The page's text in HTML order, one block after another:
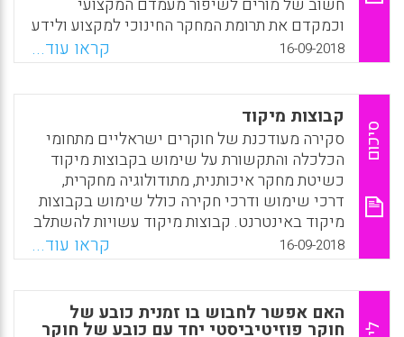
בבחינות. כדי להפוך מטרה זו למעשית פיתחו
החוקרים והמורים את "תפישת הביצועים של
הבנה", לפיה הבנה נבנית על ידי סדרה של מהלכי
"הוראה לשם הבנה" המבוססת על ארבעה שלבים.
הספר הוראה לשם הבנה משלב באופן מופתי
תיאוריה מעמיקה ומעשה תכליתי.
WhatsApp
Facebook
Email
X
חשוב של מורים לשיפור מעמדם המקצועי
וכמקדם את תרומת המחקר החינוכי למקצוע ולידע
ההוראה. (ברכה אלפרט, דרורה כפיר)
WhatsApp
Facebook
Email
X
16-09-2018 קראו עוד...
סיכום
קבוצות מיקוד
סקירה מעודכנת של חוקרים ישראליים מתחומי
הכלכלה והתקשורת על שימוש בקבוצות מיקוד
כשיטת מחקר איכותנית, מתודולוגיה מחקרית,
דרכי שימוש ודרכי חקירה כולל שימוש בקבוצות
מיקוד באינטרנט. קבוצות מיקוד עשויות להשתלב
בכל אחד משלבי המחקר. הן עשויות לשמש
כמחקר עצמאי או להשתלב במחקר רחב יותר. ניתן
להיעזר בהן לשם גישוש לפני מחקר מתוכנן,
כמהלך אחד או משלים במהלך מחקר קיים או
לשם בדיקת יישומיו של מחקר לאחר עריכתו.
16-09-2018 קראו עוד...
האם אפשר לחבוש בו זמנית כובע של
חוקר פוזיטיביסטי יחד עם כובע של חוקר